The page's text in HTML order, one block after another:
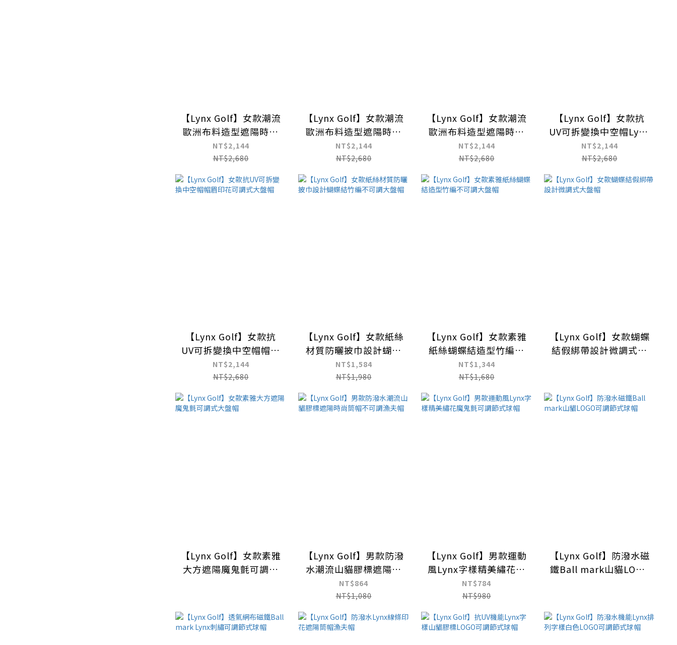
【Lynx Golf】女款潮流
歐洲布料造型遮陽時尚
筒帽可調節式漁夫帽
NT$2,144
NT$2,680
【Lynx Golf】女款潮流
歐洲布料造型遮陽時尚
筒帽可調節式漁夫帽
NT$2,144
NT$2,680
【Lynx Golf】女款潮流
歐洲布料造型遮陽時尚
筒帽可調節式漁夫帽
NT$2,144
NT$2,680
【Lynx Golf】女款抗
UV可拆變換中空帽Lynx
字樣繡花可調式大盤帽
NT$2,144
NT$2,680
【Lynx Golf】女款抗
UV可拆變換中空帽帽眉
印花可調式大盤帽
NT$2,144
NT$2,680
【Lynx Golf】女款紙絲
材質防曬披巾設計蝴蝶
結竹編不可調大盤帽
NT$1,584
NT$1,980
【Lynx Golf】女款素雅
紙絲蝴蝶結造型竹編不
可調大盤帽
NT$1,344
NT$1,680
【Lynx Golf】女款蝴蝶
結假綁帶設計微調式大
【Lynx Golf】女款素雅
大方遮陽魔鬼氈可調式
【Lynx Golf】男款防潑
水潮流山貓膠標遮陽時
尚筒帽不可調漁夫帽
NT$864
NT$1,080
【Lynx Golf】男款運動
風Lynx字樣精美繡花魔
鬼氈可調節式球帽
NT$784
NT$980
【Lynx Golf】防潑水磁
鐵Ball mark山貓LOGO